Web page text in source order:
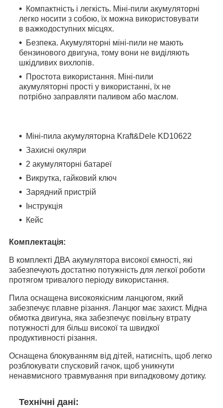
Компактність і легкість. Міні-пили акумуляторні
легко носити з собою, їх можна використовувати
в важкодоступних місцях.
Безпека. Акумуляторні міні-пили не мають
бензинового двигуна, тому вони не виділяють
шкідливих вихлопів.
Простота використання. Міні-пили
акумуляторні прості у використанні, їх не
потрібно заправляти паливом або маслом.
Технічні дані:
Оснащена блокуванням від дітей, натисніть, щоб легко
розблокувати спусковий гачок, щоб уникнути
ненавмисного травмування при випадковому дотику.
Пила оснащена високоякісним ланцюгом, який
забезпечує плавне різання. Ланцюг має захист. Мідна
обмотка двигуна, яка забезпечує повільну втрату
потужності для більш високої та швидкої
продуктивності різання.
В комплекті ДВА акумулятора високої ємності, які
забезпечують достатню потужність для легкої роботи
протягом тривалого періоду використання.
Комплектація:
Міні-пила акумуляторна Kraft&Dele KD10622
Захисні окуляри
2 акумуляторні батареї
Викрутка, гайковий ключ
Зарядний пристрій
Інструкція
Кейс